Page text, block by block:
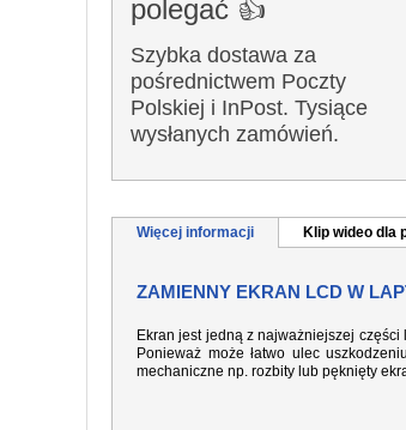
polegać 👍
Szybka dostawa za
pośrednictwem Poczty
Polskiej i InPost. Tysiące
wysłanych zamówień.
Więcej informacji Klip wideo dla
ZAMIENNY EKRAN LCD W
Ekran jest jedną z najważniejszej
Ponieważ może łatwo ulec
mechaniczne np. rozbity lub pęknięty